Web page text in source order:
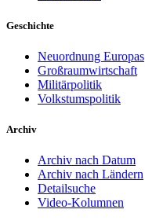
Geschichte
Neuordnung Europas
Großraumwirtschaft
Militärpolitik
Volkstumspolitik
Archiv
Archiv nach Datum
Archiv nach Ländern
Detailsuche
Video-Kolumnen